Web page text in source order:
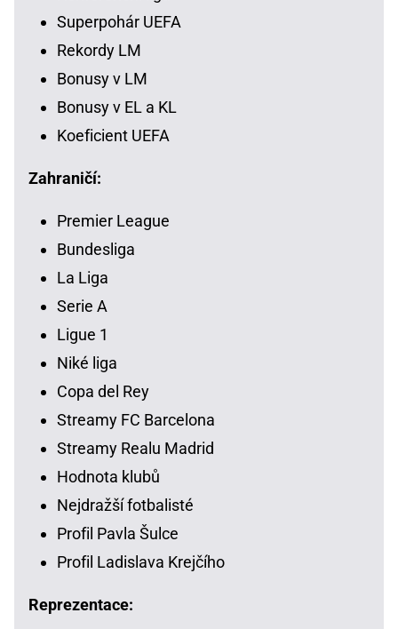
Superpohár UEFA
Rekordy LM
Bonusy v LM
Bonusy v EL a KL
Koeficient UEFA
Zahraničí:
Premier League
Bundesliga
La Liga
Serie A
Ligue 1
Niké liga
Copa del Rey
Streamy FC Barcelona
Streamy Realu Madrid
Hodnota klubů
Nejdražší fotbalisté
Profil Pavla Šulce
Profil Ladislava Krejčího
Reprezentace: